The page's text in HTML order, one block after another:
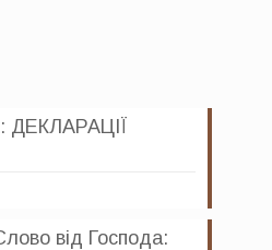
ДЕКЛАРАЦІЇ
від Господа: